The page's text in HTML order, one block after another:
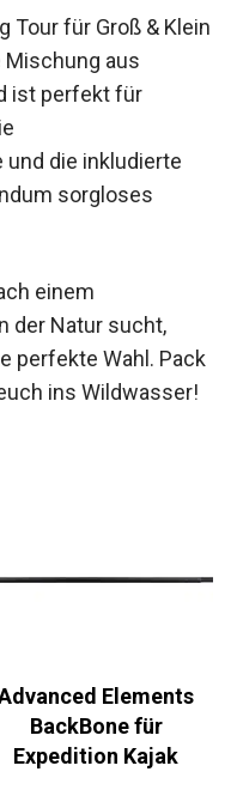
für Groß &
Mischung aus
ist perfekt für
die inkludierte
sorgloses
einem
der Natur sucht,
perfekte Wahl.
Elements
BackBone für